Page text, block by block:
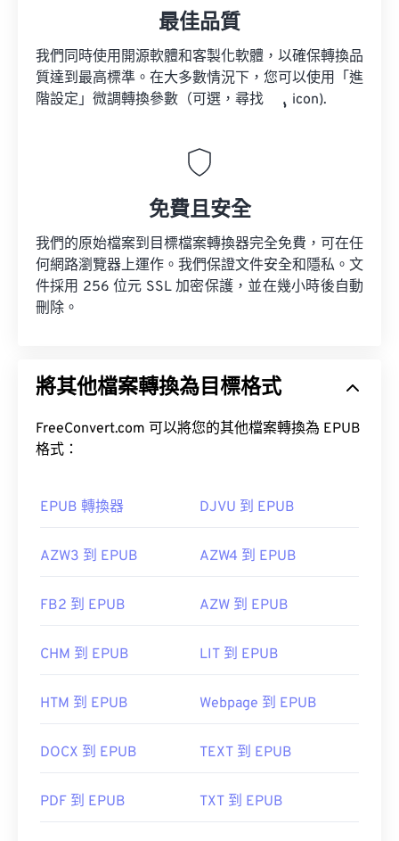
最佳品質
我們同時使用開源軟體和客製化軟體，以確保轉換品
質達到最高標準。在大多數情況下，您可以使用「進
階設定」微調轉換參數（可選，尋找
icon).
免費且安全
我們的原始檔案到目標檔案轉換器完全免費，可在任
何網路瀏覽器上運作。我們保證文件安全和隱私。文
件採用 256 位元 SSL 加密保護，並在幾小時後自動
刪除。
將其他檔案轉換為目標格式
FreeConvert.com 可以將您的其他檔案轉換為 EPUB
格式：
EPUB 轉換器 DJVU 到 EPUB
AZW3 到 EPUB AZW4 到 EPUB
FB2 到 EPUB AZW 到 EPUB
CHM 到 EPUB LIT 到 EPUB
HTM 到 EPUB Webpage 到 EPUB
DOCX 到 EPUB TEXT 到 EPUB
PDF 到 EPUB TXT 到 EPUB